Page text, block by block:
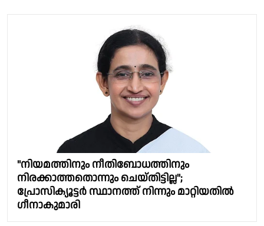
"നിയമത്തിനും നീതിബോധത്തിനും
നിരക്കാത്തതൊന്നും ചെയ്തിട്ടില്ല";
പ്രോസിക്യൂട്ടർ സ്ഥാനത്ത് നിന്നും മാറ്റിയതിൽ
ഗീനാകുമാരി